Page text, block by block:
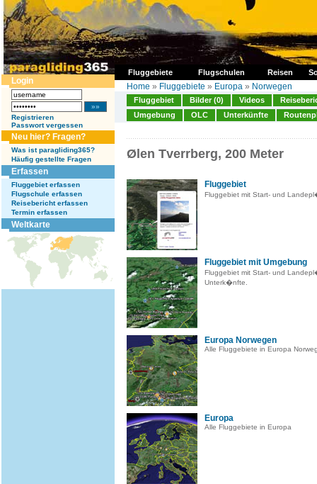
Fluggebiete Flugschulen Reisen
Login
Registrieren
Passwort vergessen
Neu hier? Fragen?
Was ist paragliding365?
Häufig gestellte Fragen
Erfassen
Fluggebiet erfassen
Flugschule erfassen
Reisebericht erfassen
Termin erfassen
Weltkarte
Home » Fluggebiete » Europa » Norwegen
Fluggebiet Bilder (0) Videos
Umgebung
OLC Unterkünfte
Ølen Tverrberg, 200 Meter
Fluggebiet
Fluggebiet mit Start- und
Fluggebiet mit Umgebung
Fluggebiet mit Start- und
Unterk�nfte.
Europa Norwegen
Alle Fluggebiete in Europa
Europa
Alle Fluggebiete in Europa